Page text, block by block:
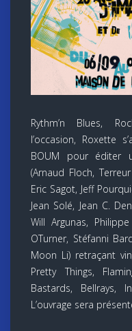
Rythm’n Blues,
l’occasion, Roxette
BOUM pour éditer
(Arnaud Floch,
Eric Sagot, Jeff
Jean Solé, Jean C.
Will Argunas,
OTurner, Stéfanni
Moon Li) retraçant
Pretty Things,
Bastards, Bellrays,
L’ouvrage sera